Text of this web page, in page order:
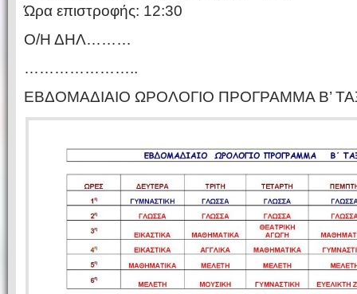
Ώρα επιστροφής: 12:30
Ο/Η ΔΗΛ………
…………………..
ΕΒΔΟΜΑΔΙΑΙΟ ΩΡΟΛΟΓΙΟ ΠΡΟΓΡΑΜΜΑ Β’